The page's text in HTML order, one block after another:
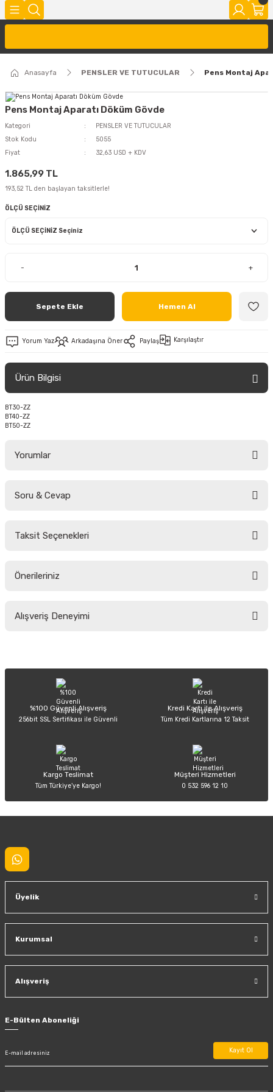
Anasayfa PENSLER VE TUTUCULAR Pens Montaj
Pens Montaj Aparatı Döküm Gövde
Kategori
PENSLER VE TUTUCULAR
Stok Kodu
5055
Fiyat
32,63 USD + KDV
1.865,99 TL
193,52 TL den başlayan taksitlerle!
ÖLÇÜ SEÇİNİZ
- +
Sepete Ekle Hemen Al
Yorum Yaz Arkadaşına Öner Paylaş Karşılaştır
Ürün Bilgisi
BT30-ZZ
BT40-ZZ
BT50-ZZ
Yorumlar
Soru & Cevap
Taksit Seçenekleri
Önerileriniz
yetersiz gördüğünüz noktaları öneri formunu kullanarak tarafımıza
Ürün açıklamasında eksik bilgiler bulunuyor.
Ürün bilgilerinde hatalar bulunuyor.
Ürün fiyatı diğer sitelerden daha pahalı.
Alışveriş Deneyimi
Sitemize ilk yorumu siz yapın!
%100 Güvenli Alışveriş
256bit SSL Sertifikası ile Güvenli
Kredi Kartı ile Alışveriş
Tüm Kredi Kartlarına 12 Taksit
Kargo Teslimat
Tüm Türkiye’ye Kargo!
Müşteri Hizmetleri
0 532 596 12 10
Üyelik
Kurumsal
Alışveriş
E-Bülten Aboneliği
Kayıt Ol